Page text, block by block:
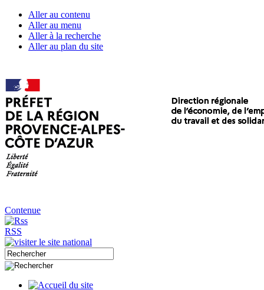
Aller au contenu
Aller au menu
Aller à la recherche
Aller au plan du site
Contenue
RSS